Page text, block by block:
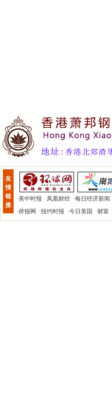
友
情
链
接
·美中时报 ·凤凰财经 ·每日经济新闻
·侨报网 ·纽约时报 ·今日美国 ·财富